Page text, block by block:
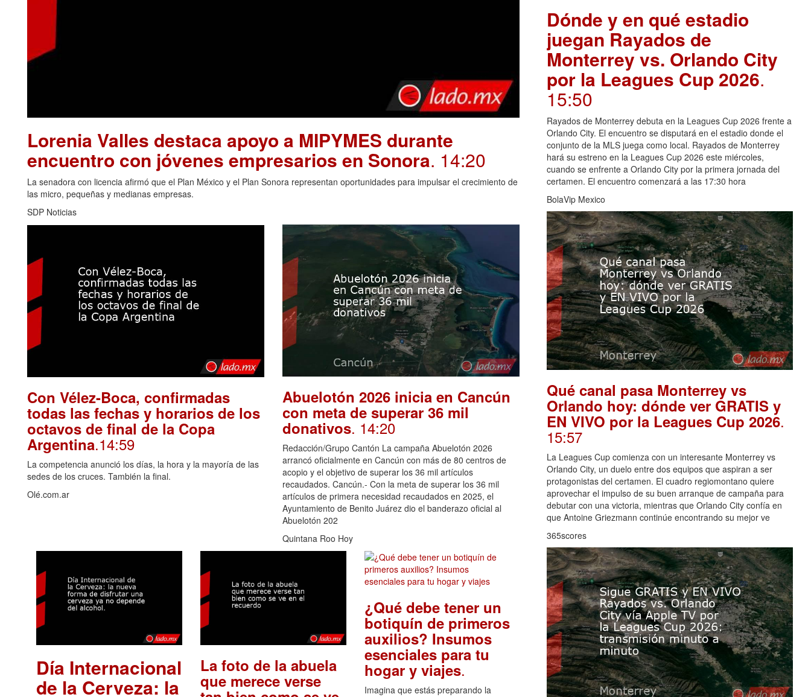
Lorenia Valles destaca apoyo a MIPYMES durante
encuentro con jóvenes empresarios en Sonora. 14:20
La senadora con licencia afirmó que el Plan México y el Plan Sonora representan oportunidades para impulsar el crecimiento de
las micro, pequeñas y medianas empresas.
SDP Noticias
Con Vélez-Boca, confirmadas
todas las fechas y horarios de los
octavos de final de la Copa
Argentina.14:59
La competencia anunció los días, la hora y la mayoría de las
sedes de los cruces. También la final.
Olé.com.ar
Abuelotón 2026 inicia en Cancún
con meta de superar 36 mil
donativos. 14:20
Redacción/Grupo Cantón La campaña Abuelotón 2026
arrancó oficialmente en Cancún con más de 80 centros de
acopio y el objetivo de superar los 36 mil artículos
recaudados. Cancún.- Con la meta de superar los 36 mil
artículos de primera necesidad recaudados en 2025, el
Ayuntamiento de Benito Juárez dio el banderazo oficial al
Abuelotón 202
Quintana Roo Hoy
Día Internacional
de la Cerveza: la
La foto de la abuela
que merece verse
¿Qué debe tener un
botiquín de primeros
auxilios? Insumos
esenciales para tu
hogar y viajes.
Imagina que estás preparando la
Dónde y en qué estadio
juegan Rayados de
Monterrey vs. Orlando City
por la Leagues Cup 2026.
15:50
Rayados de Monterrey debuta en la Leagues Cup 2026 frente a
Orlando City. El encuentro se disputará en el estadio donde el
conjunto de la MLS juega como local. Rayados de Monterrey
hará su estreno en la Leagues Cup 2026 este miércoles,
cuando se enfrente a Orlando City por la primera jornada del
certamen. El encuentro comenzará a las 17:30 hora
BolaVip Mexico
Qué canal pasa Monterrey vs
Orlando hoy: dónde ver GRATIS y
EN VIVO por la Leagues Cup 2026.
15:57
La Leagues Cup comienza con un interesante Monterrey vs
Orlando City, un duelo entre dos equipos que aspiran a ser
protagonistas del certamen. El cuadro regiomontano quiere
aprovechar el impulso de su buen arranque de campaña para
debutar con una victoria, mientras que Orlando City confía en
que Antoine Griezmann continúe encontrando su mejor ve
365scores